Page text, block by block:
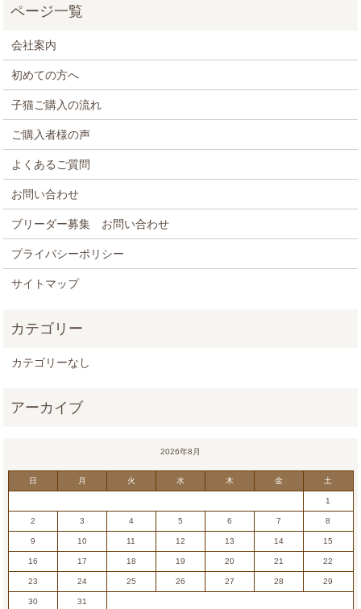
会社案内
初めての方へ
子猫ご購入の流れ
ご購入者様の声
よくあるご質問
お問い合わせ
ブリーダー募集 お問い合わせ
プライバシーポリシー
サイトマップ
カテゴリーなし
2026年8月
日 月 火 水 木 金 土
1
2 3 4 5 6 7 8
9 10 11 12 13 14 15
16 17 18 19 20 21 22
23 24 25 26 27 28 29
30 31